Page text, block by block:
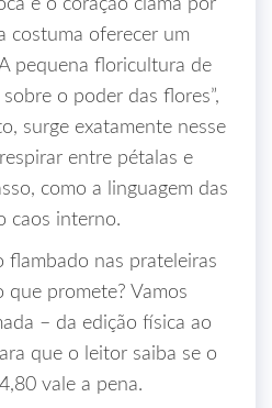
e o coração clama por
costuma oferecer um
pequena floricultura de
o poder das flores”,
surge exatamente nesse
entre pétalas e
como a linguagem das
caos interno.
flambado nas prateleiras
que promete? Vamos
– da edição física ao
que o leitor saiba se o
vale a pena.